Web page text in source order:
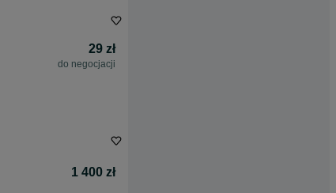
29 zł
do negocjacji
1 400 zł